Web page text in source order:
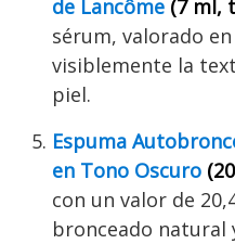
de Lancôme (7 ml,
sérum, valorado
visiblemente la
piel.
Espuma
en Tono Oscuro
con un valor de
bronceado natural